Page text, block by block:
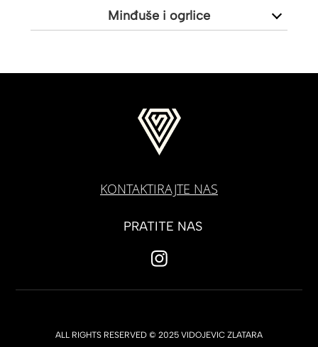
Minđuše i ogrlice
KONTAKTIRAJTE NAS
PRATITE NAS
ALL RIGHTS RESERVED © 2025 VIDOJEVIC ZLATARA